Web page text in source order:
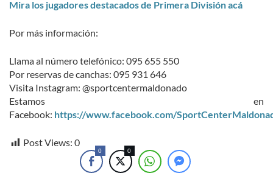
Mira los jugadores destacados de Primera División acá
Por más información:
Llama al número telefónico: 095 655 550
Por reservas de canchas: 095 931 646
Visita Instagram: @sportcentermaldonado
Estamos en
Facebook: https://www.facebook.com/
Post Views: 0
0 0